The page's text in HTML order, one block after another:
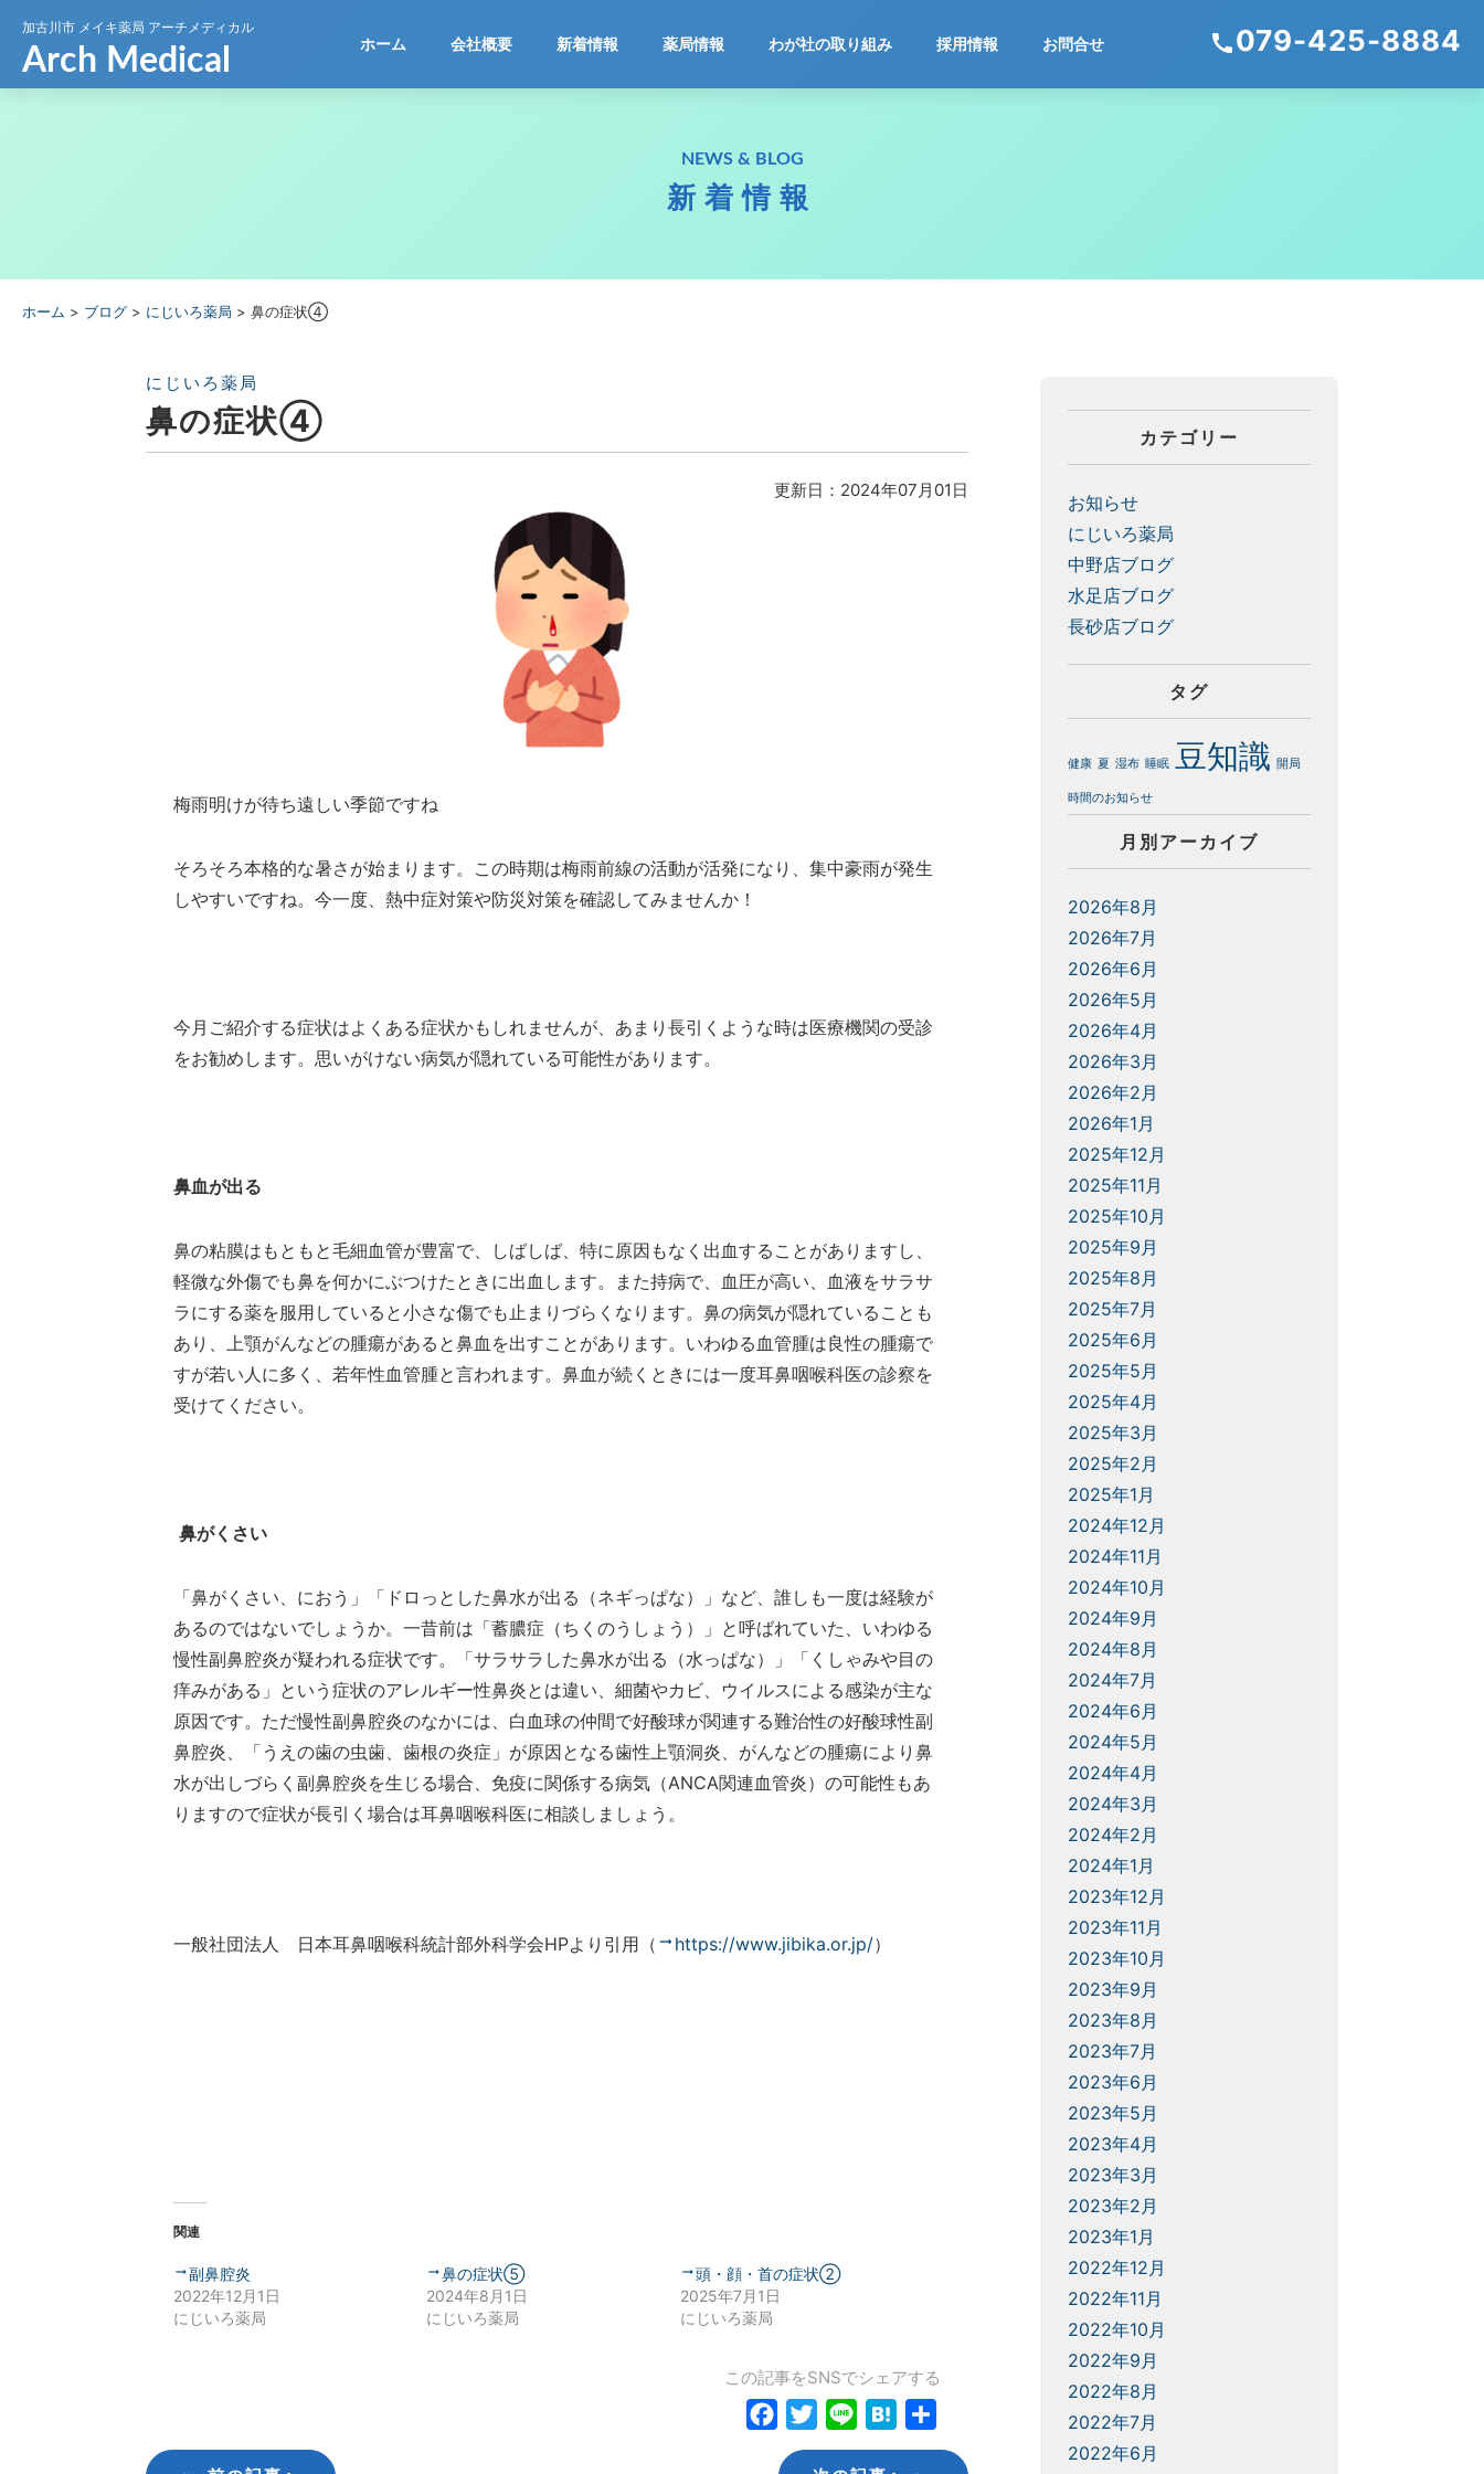
加古川市 メイキ薬局 アーチメディカル
ホーム 会社概要 新着情報 薬局情報 わが社の取り組み 採用情報 お問合せ call079-425-8884
ホーム
新着情報
NEWS & BLOG
新着情報
ホーム > ブログ > にじいろ薬局 > 鼻の症状④
にじいろ薬局
鼻の症状④
更新日：2024年07月01日
梅雨明けが待ち遠しい季節ですね
そろそろ本格的な暑さが始まります。この時期は梅雨前線の活動が活発になり、集中豪雨が発生
しやすいですね。今一度、熱中症対策や防災対策を確認してみませんか！
今月ご紹介する症状はよくある症状かもしれませんが、あまり長引くような時は医療機関の受診
をお勧めします。思いがけない病気が隠れている可能性があります。
鼻血が出る
鼻の粘膜はもともと毛細血管が豊富で、しばしば、特に原因もなく出血することがありますし、
軽微な外傷でも鼻を何かにぶつけたときに出血します。また持病で、血圧が高い、血液をサラサ
ラにする薬を服用していると小さな傷でも止まりづらくなります。鼻の病気が隠れていることも
あり、上顎がんなどの腫瘍があると鼻血を出すことがあります。いわゆる血管腫は良性の腫瘍で
すが若い人に多く、若年性血管腫と言われます。鼻血が続くときには一度耳鼻咽喉科医の診察を
受けてください。
鼻がくさい
「鼻がくさい、におう」「ドロっとした鼻水が出る（ネギっぱな）」など、誰しも一度は経験が
あるのではないでしょうか。一昔前は「蓄膿症（ちくのうしょう）」と呼ばれていた、いわゆる
慢性副鼻腔炎が疑われる症状です。「サラサラした鼻水が出る（水っぱな）」「くしゃみや目の
痒みがある」という症状のアレルギー性鼻炎とは違い、細菌やカビ、ウイルスによる感染が主な
原因です。ただ慢性副鼻腔炎のなかには、白血球の仲間で好酸球が関連する難治性の好酸球性副
鼻腔炎、「うえの歯の虫歯、歯根の炎症」が原因となる歯性上顎洞炎、がんなどの腫瘍により鼻
水が出しづらく副鼻腔炎を生じる場合、免疫に関係する病気（ANCA関連血管炎）の可能性もあ
りますので症状が長引く場合は耳鼻咽喉科医に相談しましょう。
一般社団法人 日本耳鼻咽喉科統計部外科学会HPより引用（ https://www.jibika.or.jp/）
関連
副鼻腔炎
2022年12月1日
にじいろ薬局
鼻の症状⑤
2024年8月1日
にじいろ薬局
頭・顔・首の症状②
2025年7月1日
にじいろ薬局
この記事をSNSでシェアする
FacebookTwitterLine Hatena
有
カテゴリー
お知らせ
にじいろ薬局
中野店ブログ
水足店ブログ
長砂店ブログ
タグ
健康 夏 湿布 睡眠 豆知識 開局
時間のお知らせ
月別アーカイブ
2026年8月
2026年7月
2026年6月
2026年5月
2026年4月
2026年3月
2026年2月
2026年1月
2025年12月
2025年11月
2025年10月
2025年9月
2025年8月
2025年7月
2025年6月
2025年5月
2025年4月
2025年3月
2025年2月
2025年1月
2024年12月
2024年11月
2024年10月
2024年9月
2024年8月
2024年7月
2024年6月
2024年5月
2024年4月
2024年3月
2024年2月
2024年1月
2023年12月
2023年11月
2023年10月
2023年9月
2023年8月
2023年7月
2023年6月
2023年5月
2023年4月
2023年3月
2023年2月
2023年1月
2022年12月
2022年11月
2022年10月
2022年9月
2022年8月
2022年7月
2022年6月